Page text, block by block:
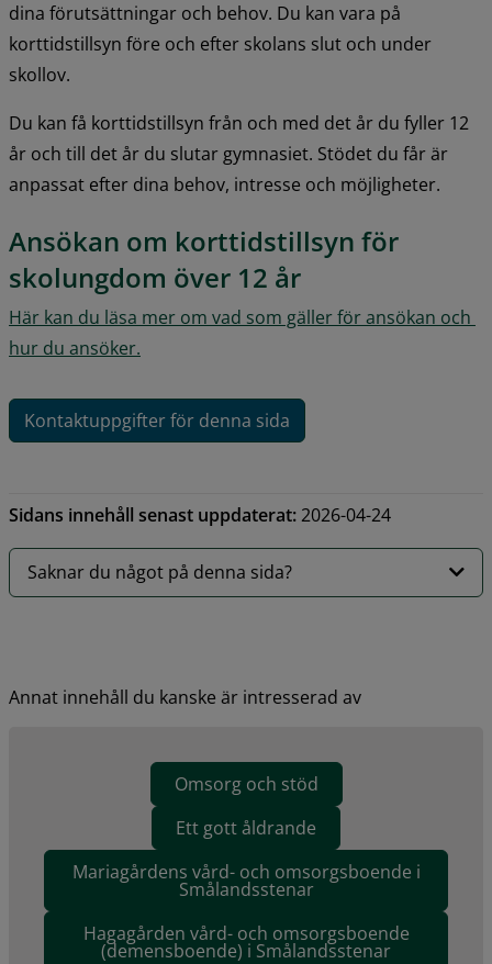
dina förutsättningar och behov. Du kan vara på
korttidstillsyn före och efter skolans slut och under
skollov.
Du kan få korttidstillsyn från och med det år du fyller 12
år och till det år du slutar gymnasiet. Stödet du får är
anpassat efter dina behov, intresse och möjligheter.
Ansökan om korttidstillsyn för
skolungdom över 12 år
Här kan du läsa mer om vad som gäller för ansökan och
hur du ansöker.
Kontaktuppgifter för denna sida
Sidans innehåll senast uppdaterat:2026-04-24
Saknar du något på denna sida?
Annat innehåll du kanske är intresserad av
Omsorg och stöd
Ett gott åldrande
Mariagårdens vård- och omsorgsboende i
Smålandsstenar
Hagagården vård- och omsorgsboende
(demensboende) i Smålandsstenar